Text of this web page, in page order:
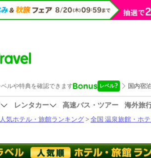
レンタカー 高速バス・ツアー
海外旅
人気ホテル・旅館ランキング > 全国 温泉旅館・ホ